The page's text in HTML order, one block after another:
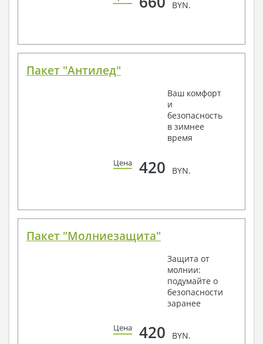
BYN.
Пакет "Антилед"
Ваш комфорт
и
безопасность
в зимнее
время
Цена 420 BYN.
Пакет "Молниезащита"
Защита от
молнии:
подумайте о
безопасности
заранее
Цена 420 BYN.